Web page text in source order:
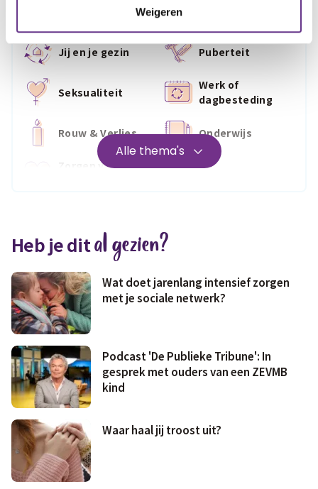
Weigeren
Jij en je gezin Puberteit
Seksualiteit
Werk of
dagbesteding
Rouw & Verlies Onderwijs
Zorgen voor
Wonen
Geld & wetten
Alle thema's
Heb je dital gezien?
Wat doet jarenlang intensief zorgen
met je sociale netwerk?
Podcast 'De Publieke Tribune': In
gesprek met ouders van een ZEVMB
kind
Waar haal jij troost uit?